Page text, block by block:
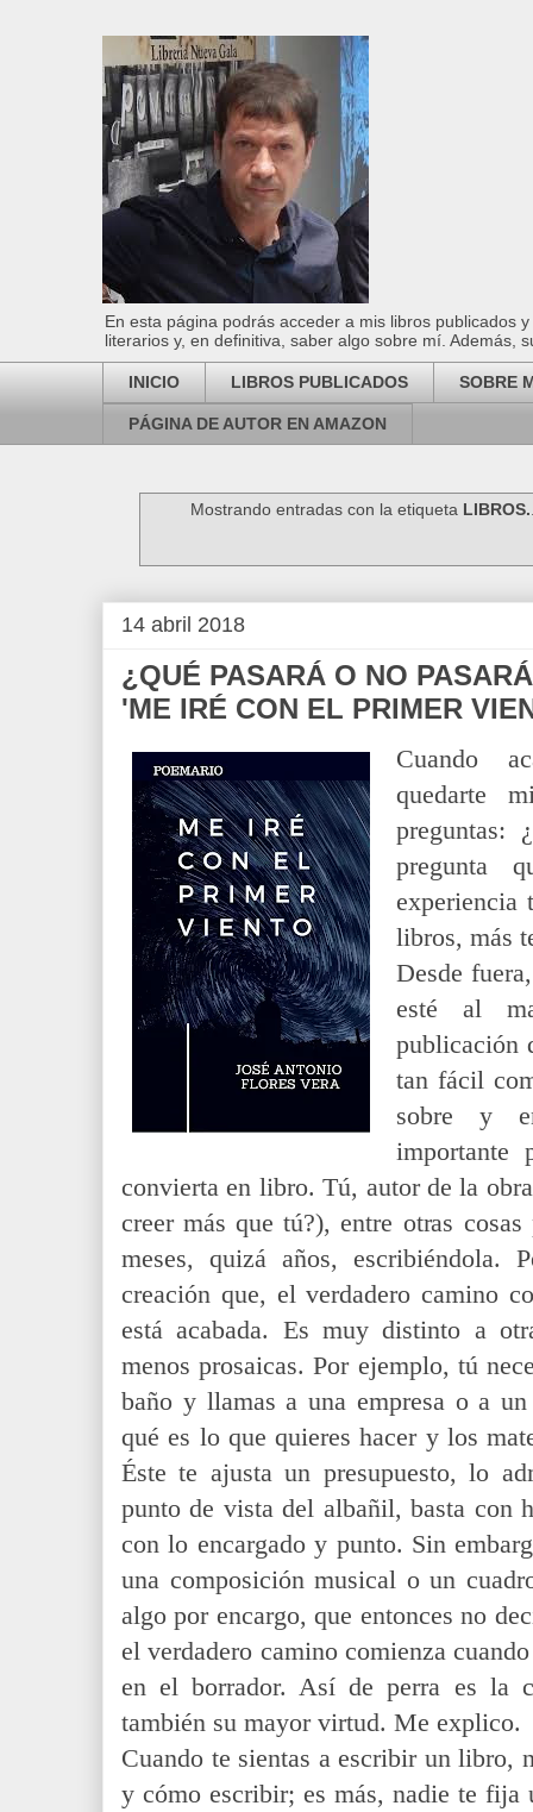
En esta página podrás acceder a mis libros publicados
literarios y, en definitiva, saber algo sobre mí. Además,
INICIO LIBROS PUBLICADOS SOBRE
PÁGINA DE AUTOR EN AMAZON
Mostrando entradas con la etiqueta LIBROS.
14 abril 2018
¿QUÉ PASARÁ O NO
'ME IRÉ CON EL PRIMER
Cuando
quedarte
preguntas:
pregunta
experiencia
libros, más
Desde
esté al
publicación
tan fácil
sobre y
importante
convierta en libro. Tú, autor de la
creer más que tú?), entre otras
meses, quizá años, escribiéndola.
creación que, el verdadero camino
está acabada. Es muy distinto a
menos prosaicas. Por ejemplo, tú
baño y llamas a una empresa o a
qué es lo que quieres hacer y los
Éste te ajusta un presupuesto, lo
punto de vista del albañil, basta con
con lo encargado y punto. Sin
una composición musical o un
algo por encargo, que entonces no
el verdadero camino comienza
en el borrador. Así de perra es la
también su mayor virtud. Me explico.
Cuando te sientas a escribir un libro,
y cómo escribir; es más, nadie te fija